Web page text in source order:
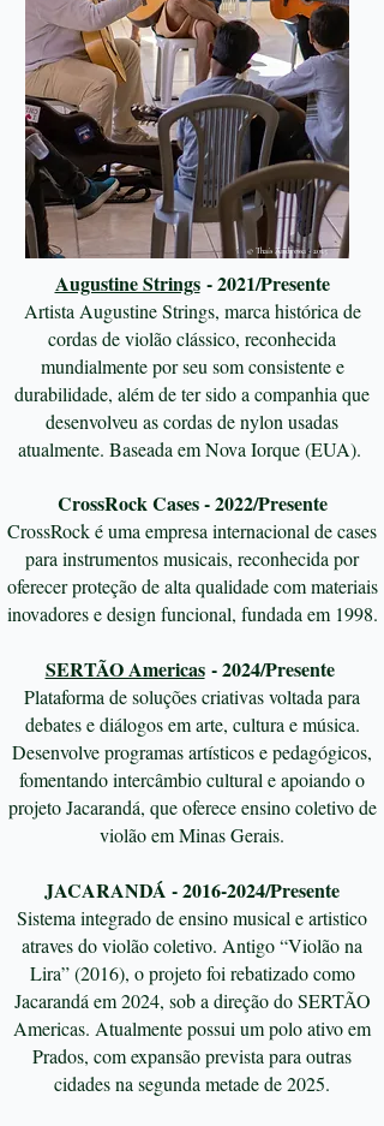
© Thaís Andressa - 2025
​Augustine Strings- 2021/Presente
Artista Augustine Strings, marca histórica de
cordas de violão clássico, reconhecida
mundialmente por seu som consistente e
durabilidade, além de ter sido a companhia que
desenvolveu as cordas de nylon usadas
atualmente. Baseada em Nova Iorque (EUA).
CrossRock Cases - 2022/Presente
CrossRock é uma empresa internacional de cases
para instrumentos musicais, reconhecida por
oferecer proteção de alta qualidade com materiais
inovadores e design funcional, fundada em 1998.
SERTÃO Americas- 2024/Presente ​
Plataforma de soluções criativas voltada para
debates e diálogos em arte, cultura e música.
Desenvolve programas artísticos e pedagógicos,
fomentando intercâmbio cultural e apoiando o
projeto Jacarandá, que oferece ensino coletivo de
violão em Minas Gerais.
JACARANDÁ -2016-2024/Presente
Sistema integrado de ensino musical e artistico
atraves do violão coletivo. Antigo “Violão na
Lira” (2016), o projeto foi rebatizado como
Jacarandá em 2024, sob a direção do SERTÃO
Americas. Atualmente possui um polo ativo em
Prados, com expansão prevista para outras
cidades na segunda metade de 2025.